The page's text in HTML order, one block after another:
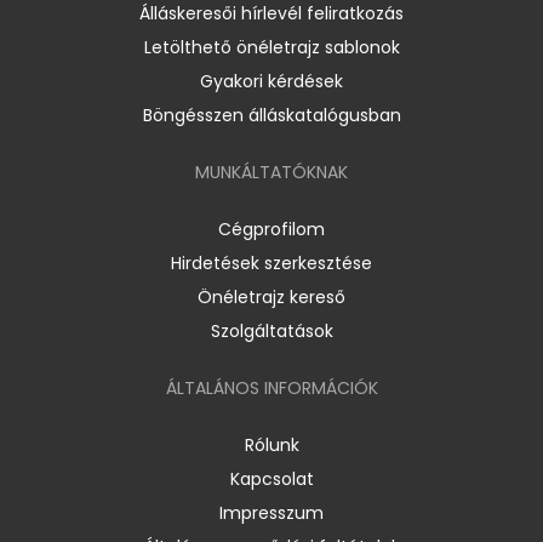
Álláskeresői hírlevél feliratkozás
Letölthető önéletrajz sablonok
Gyakori kérdések
Böngésszen álláskatalógusban
MUNKÁLTATÓKNAK
Cégprofilom
Hirdetések szerkesztése
Önéletrajz kereső
Szolgáltatások
ÁLTALÁNOS INFORMÁCIÓK
Rólunk
Kapcsolat
Impresszum